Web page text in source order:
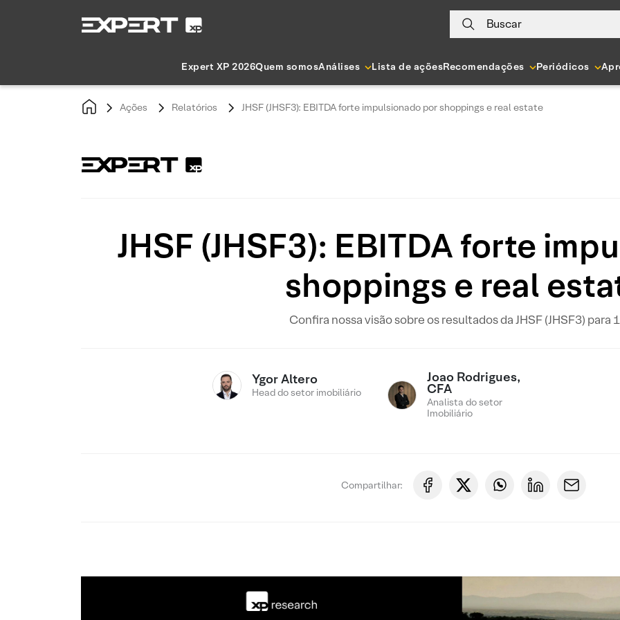
Buscar
Expert XP 2026Quem somosAnálises Lista de açõesRecomendações Periódicos
Ações Relatórios JHSF (JHSF3): EBITDA forte impulsionado por shoppings e real estate
JHSF (JHSF3): EBITDA forte
shoppings e real
Confira nossa visão sobre os resultados da JHSF (JHSF3) para
Ygor Altero
Head do setor imobiliário
Joao Rodrigues,
CFA
Analista do setor
Imobiliário
Compartilhar: